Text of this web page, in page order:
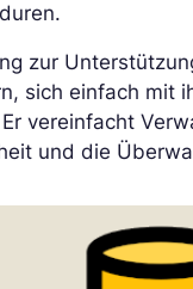
zur
sich einfach mit
vereinfacht
und die